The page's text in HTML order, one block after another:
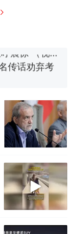
头像
发现鸡枞菌
传话劝弃考
友：真·裸眼
出辞职”，疑
长辞职信流
良教授已卸
头像